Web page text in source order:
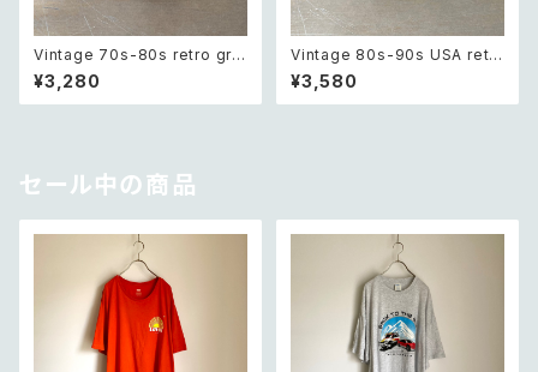
Vintage 70s-80s retro gre
en bijou classical beads b
racelet レトロ ヴィンテージ ア
クセサリー グリーン ビジュー ク
¥3,280
Vintage 80s-90s USA retr
o green glass beads brac
elet レトロ アメリカ ヴィンテー
ジ アクセサリー グリーン 緑 ガ
¥3,580
セール中の商品